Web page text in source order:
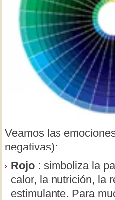
Veamos las
negativas):
Rojo : simboliza la
calor, la nutrición, la
estimulante. Para